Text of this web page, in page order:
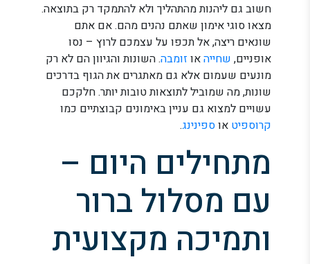
חשוב גם ליהנות מהתהליך ולא להתמקד רק בתוצאה.
מצאו סוגי אימון שאתם נהנים מהם. אם אתם
שונאים ריצה, אל תכפו על עצמכם לרוץ – נסו
אופניים, שחייהאו זומבה. השונות והגיוון הם לא רק
מונעים שעמום אלא גם מאתגרים את הגוף בדרכים
שונות, מה שמוביל לתוצאות טובות יותר. חלקכם
עשויים למצוא גם עניין באימונים קבוצתיים כמו
קרוספיט אוספינינג.
מתחילים היום –
עם מסלול ברור
ותמיכה מקצועית